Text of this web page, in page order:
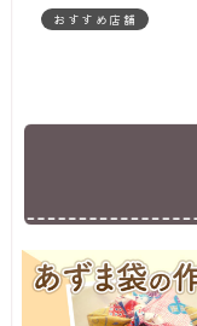
おすすめ店舗